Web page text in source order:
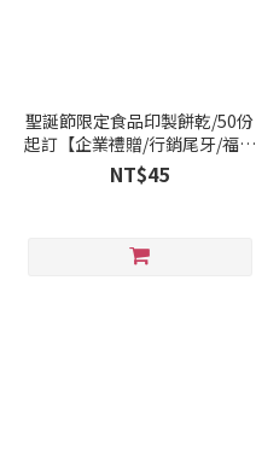
聖誕節限定食品印製餅乾/50份
起訂【企業禮贈/行銷尾牙/福委
活動/萬聖節推薦】
NT$45